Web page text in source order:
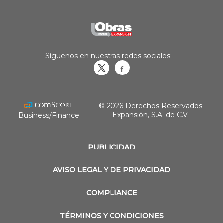
PUBLICIDAD
AVISO LEGAL Y DE PRIVACIDAD
COMPLIANCE
TÉRMINOS Y CONDICIONES
Síguenos en nuestras redes sociales:
Business/Finance
© 2026 Derechos Reservados
Expansión, S.A. de C.V.